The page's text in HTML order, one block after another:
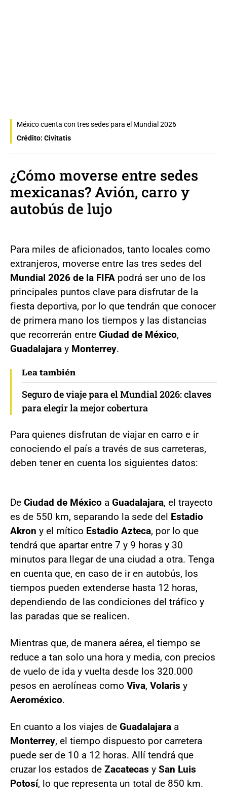
México cuenta con tres sedes para el Mundial 2026
Crédito: Civitatis
¿Cómo moverse entre sedes
mexicanas? Avión, carro y
autobús de lujo
Para miles de aficionados, tanto locales como
extranjeros, moverse entre las tres sedes del
Mundial 2026 de la FIFA podrá ser uno de los
principales puntos clave para disfrutar de la
fiesta deportiva, por lo que tendrán que conocer
de primera mano los tiempos y las distancias
que recorrerán entre Ciudad de México,
Guadalajara y Monterrey.
Lea también
Seguro de viaje para el Mundial 2026: claves
para elegir la mejor cobertura
Para quienes disfrutan de viajar en carro e ir
conociendo el país a través de sus carreteras,
deben tener en cuenta los siguientes datos:
De Ciudad de México a Guadalajara, el trayecto
es de 550 km, separando la sede del Estadio
Akron y el mítico Estadio Azteca, por lo que
tendrá que apartar entre 7 y 9 horas y 30
minutos para llegar de una ciudad a otra. Tenga
en cuenta que, en caso de ir en autobús, los
tiempos pueden extenderse hasta 12 horas,
dependiendo de las condiciones del tráfico y
las paradas que se realicen.
Mientras que, de manera aérea, el tiempo se
reduce a tan solo una hora y media, con precios
de vuelo de ida y vuelta desde los 320.000
pesos en aerolíneas como Viva, Volaris y
Aeroméxico.
En cuanto a los viajes de Guadalajara a
Monterrey, el tiempo dispuesto por carretera
puede ser de 10 a 12 horas. Allí tendrá que
cruzar los estados de Zacatecas y San Luis
Potosí, lo que representa un total de 850 km.